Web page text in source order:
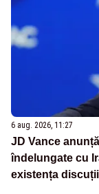
6 aug. 2026, 11:27
JD Vance
îndelungate cu
existența